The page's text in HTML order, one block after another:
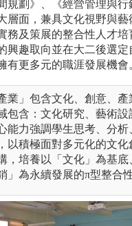
規劃》、《經營管理與
層面，兼具文化視野與藝
務及策展的整合性人才
興趣取向並在大二後選
有更多元的職涯發展機會
業」包含文化、創意、
包含：文化研究、藝術
能力強調學生思考、分
以積極面對多元化的文
，培養以「文化」為基底
」為永續發展的π型整合性